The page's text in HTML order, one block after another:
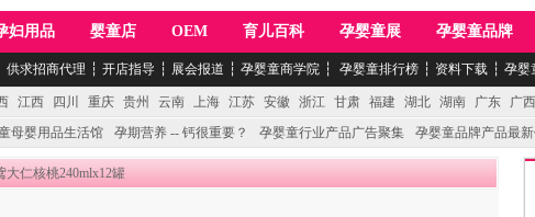
妇用品 婴童店 OEM 育儿百科 孕婴童展 孕婴童品牌
供求招商代理 ┆ 开店指导 ┆ 展会报道 ┆ 孕婴童商学院 ┆ 孕婴童排行榜 ┆ 资料下载 ┆ 孕婴
江西 四川 重庆 贵州 云南 上海 江苏 安徽 浙江 甘肃 福建 湖北 湖南 广东 广西
母婴用品生活馆
孕期营养 -- 钙很重要？ 孕婴童行业产品广告聚集 孕婴童品牌产品最
大仁核桃240mlx12罐